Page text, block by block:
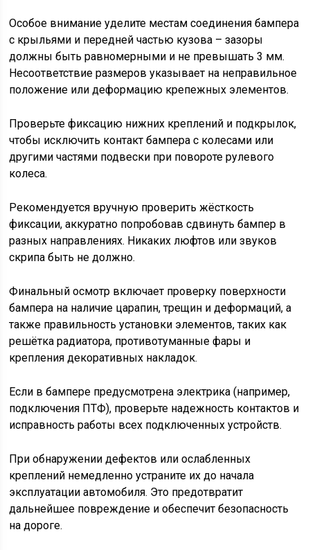
Особое внимание уделите местам соединения бампера
с крыльями и передней частью кузова – зазоры
должны быть равномерными и не превышать 3 мм.
Несоответствие размеров указывает на неправильное
положение или деформацию крепежных элементов.
Проверьте фиксацию нижних креплений и подкрылок,
чтобы исключить контакт бампера с колесами или
другими частями подвески при повороте рулевого
колеса.
Рекомендуется вручную проверить жёсткость
фиксации, аккуратно попробовав сдвинуть бампер в
разных направлениях. Никаких люфтов или звуков
скрипа быть не должно.
Финальный осмотр включает проверку поверхности
бампера на наличие царапин, трещин и деформаций, а
также правильность установки элементов, таких как
решётка радиатора, противотуманные фары и
крепления декоративных накладок.
Если в бампере предусмотрена электрика (например,
подключения ПТФ), проверьте надежность контактов и
исправность работы всех подключенных устройств.
При обнаружении дефектов или ослабленных
креплений немедленно устраните их до начала
эксплуатации автомобиля. Это предотвратит
дальнейшее повреждение и обеспечит безопасность
на дороге.